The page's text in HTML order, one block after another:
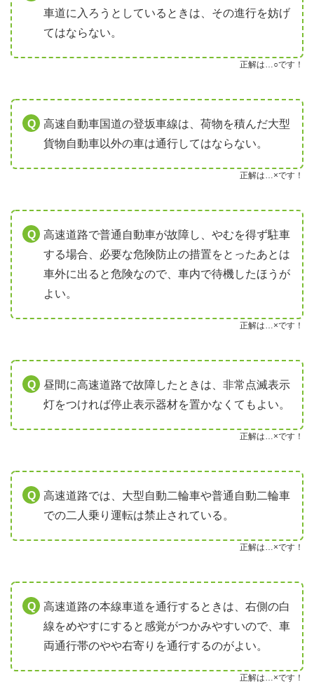
車道に入ろうとしているときは、その進行を妨げ
てはならない。
正解は…○です！
高速自動車国道の登坂車線は、荷物を積んだ大型
貨物自動車以外の車は通行してはならない。
正解は…×です！
高速道路で普通自動車が故障し、やむを得ず駐車
する場合、必要な危険防止の措置をとったあとは
車外に出ると危険なので、車内で待機したほうが
よい。
正解は…×です！
昼間に高速道路で故障したときは、非常点滅表示
灯をつければ停止表示器材を置かなくてもよい。
正解は…×です！
高速道路では、大型自動二輪車や普通自動二輪車
での二人乗り運転は禁止されている。
正解は…×です！
高速道路の本線車道を通行するときは、右側の白
線をめやすにすると感覚がつかみやすいので、車
両通行帯のやや右寄りを通行するのがよい。
正解は…×です！